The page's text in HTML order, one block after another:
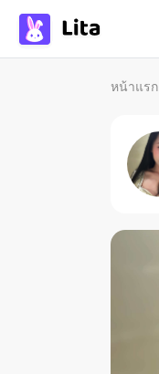
หน้าแรก